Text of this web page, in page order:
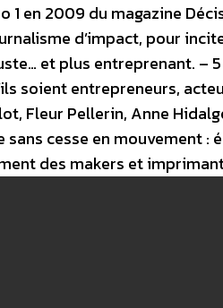
1 en 2009 du magazine
d’impact, pour
et plus entreprenant. –
soient entrepreneurs,
Fleur Pellerin, Anne
cesse en mouvement :
des makers et